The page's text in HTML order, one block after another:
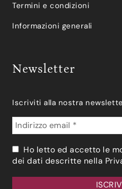
Termini e condizioni
Informazioni generali
Newsletter
Iscriviti alla nostra
Ho letto ed accetto le
dei dati descritte nella